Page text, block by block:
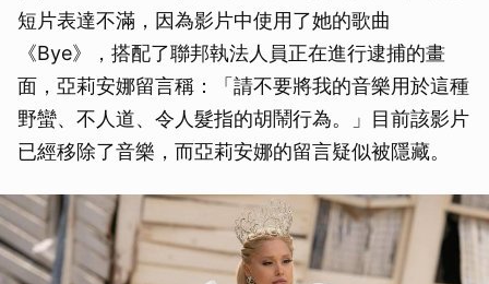
短片表達不滿，因為影片中使用了她的歌曲
《Bye》，搭配了聯邦執法人員正在進行逮捕的畫
面，亞莉安娜留言稱：「請不要將我的音樂用於這種
野蠻、不人道、令人髮指的胡鬧行為。」目前該影片
已經移除了音樂，而亞莉安娜的留言疑似被隱藏。